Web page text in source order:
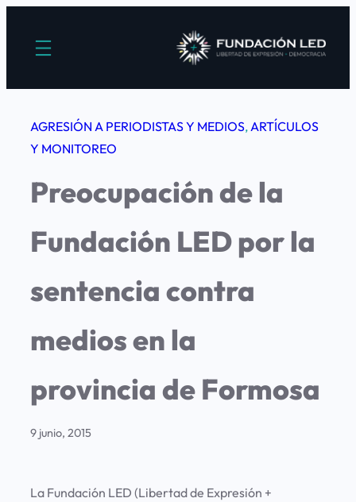
AGRESIÓN A PERIODISTAS Y MEDIOS, ARTÍCULOS
Y MONITOREO
Preocupación de la
Fundación LED por la
sentencia contra
medios en la
provincia de Formosa
9 junio, 2015
La Fundación LED (Libertad de Expresión +